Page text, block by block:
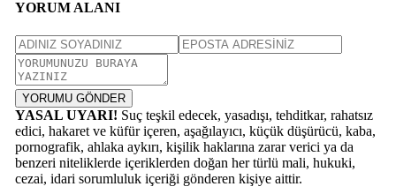
YORUM ALANI
YORUMU GÖNDER
YASAL UYARI! Suç teşkil edecek, yasadışı, tehditkar, rahatsız
edici, hakaret ve küfür içeren, aşağılayıcı, küçük düşürücü, kaba,
pornografik, ahlaka aykırı, kişilik haklarına zarar verici ya da
benzeri niteliklerde içeriklerden doğan her türlü mali, hukuki,
cezai, idari sorumluluk içeriği gönderen kişiye aittir.